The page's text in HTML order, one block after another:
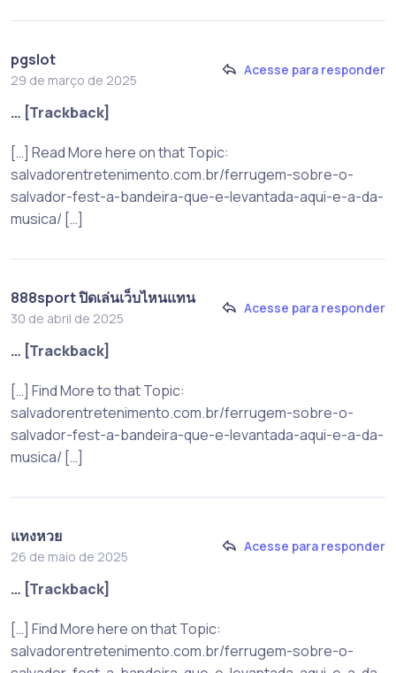
pgslot
29 de março de 2025
Acesse para responder
… [Trackback]
[…] Read More here on that Topic:
salvadorentretenimento.com.br/ferrugem-sobre-o-
salvador-fest-a-bandeira-que-e-levantada-aqui-e-a-da-
musica/ […]
888sport ปิดเล่นเว็บไหนแทน
30 de abril de 2025
Acesse para responder
… [Trackback]
[…] Find More to that Topic:
salvadorentretenimento.com.br/ferrugem-sobre-o-
salvador-fest-a-bandeira-que-e-levantada-aqui-e-a-da-
musica/ […]
แทงหวย
26 de maio de 2025
Acesse para responder
… [Trackback]
[…] Find More here on that Topic:
salvadorentretenimento.com.br/ferrugem-sobre-o-